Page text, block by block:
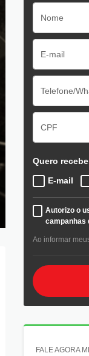
Quero
E-mail
Autorizo o
campanhas
Ao informar
FALE AGORA